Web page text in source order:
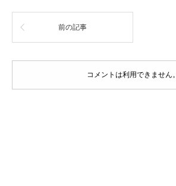
前の記事
コメントは利用できません。